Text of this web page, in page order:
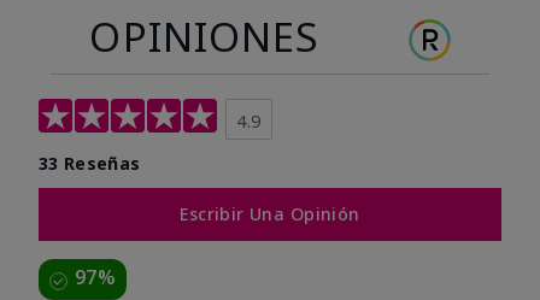
OPINIONES
4.9
33 Reseñas
Escribir Una Opinión
97%